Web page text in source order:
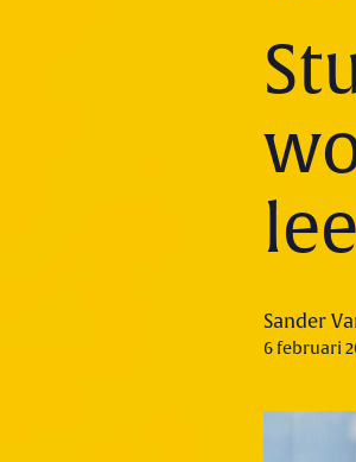
Sander
6 februari